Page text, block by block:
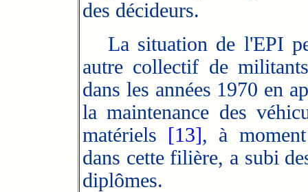
des décideurs.
La situation de l'EPI
autre collectif de
dans les années 1970 en
la maintenance des
matériels [13], à
dans cette filière, a subi
diplômes.